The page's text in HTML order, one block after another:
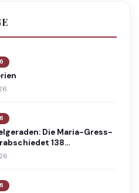
Die Maria-Gress-
138
und Absolventen